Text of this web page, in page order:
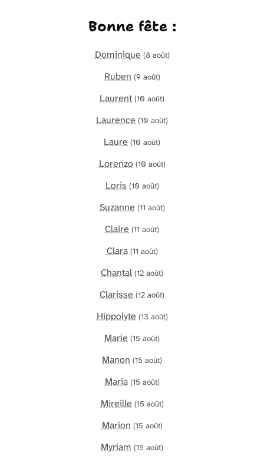
Bonne fête :
Dominique (8 août)
Ruben (9 août)
Laurent (10 août)
Laurence (10 août)
Laure (10 août)
Lorenzo (10 août)
Loris (10 août)
Suzanne (11 août)
Claire (11 août)
Clara (11 août)
Chantal (12 août)
Clarisse (12 août)
Hippolyte (13 août)
Marie (15 août)
Manon (15 août)
Maria (15 août)
Mireille (15 août)
Marion (15 août)
Myriam (15 août)